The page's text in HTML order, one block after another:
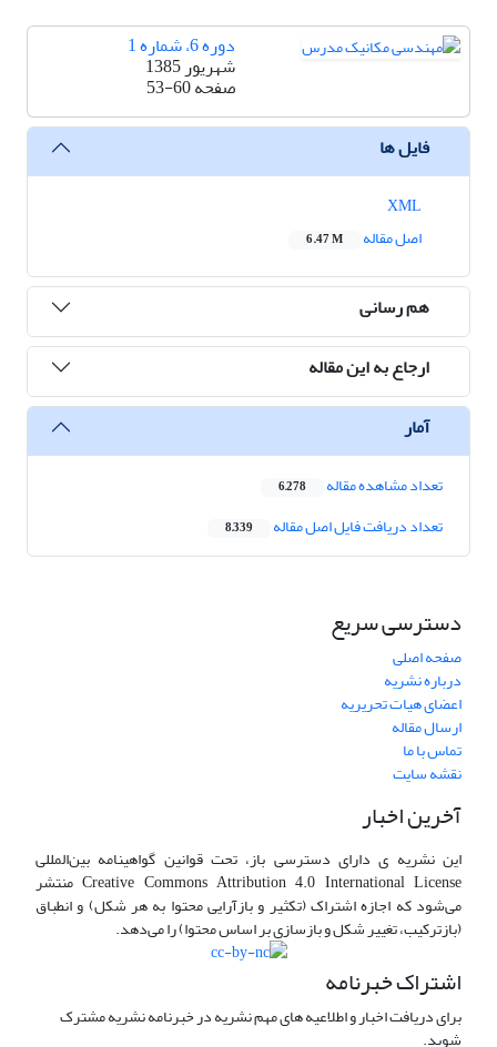
دوره 6، شماره 1
شهریور 1385
صفحه53-60
فایل ها
اصل مقاله
6.47 M
هم رسانی
ارجاع به این مقاله
آمار
تعداد مشاهده مقاله 6,278
تعداد دریافت فایل اصل مقاله 8,339
دسترسی سریع
صفحه اصلی
درباره نشریه
اعضای هیات تحریریه
ارسال مقاله
تماس با ما
نقشه سایت
آخرین اخبار
این نشریه ی دارای دسترسی باز، تحت قوانین گواهینامه بین‌المللی
Creative Commons Attribution 4.0 International License منتشر
می‌شود که اجازه اشتراک (تکثیر و بازآرایی محتوا به هر شکل) و انطباق
(بازترکیب، تغییر شکل و بازسازی بر اساس محتوا) را می‌دهد.
اشتراک خبرنامه
برای دریافت اخبار و اطلاعیه های مهم نشریه در خبرنامه نشریه مشترک
شوید.